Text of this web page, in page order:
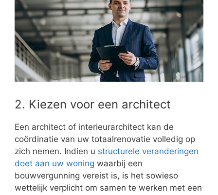
2. Kiezen voor een architect
Een architect of interieurarchitect kan de
coördinatie van uw totaalrenovatie volledig op
zich nemen. Indien u structurele veranderingen
doet aan uw woning waarbij een
bouwvergunning vereist is, is het sowieso
wettelijk verplicht om samen te werken met een